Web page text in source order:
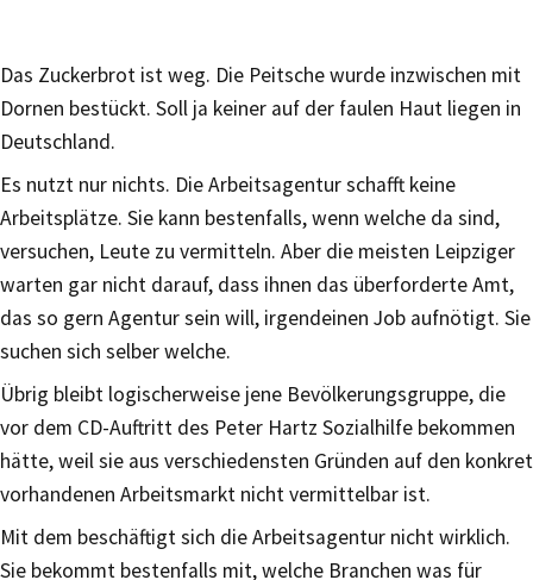
Das Zuckerbrot ist weg. Die Peitsche wurde inzwischen mit
Dornen bestückt. Soll ja keiner auf der faulen Haut liegen in
Deutschland.
Es nutzt nur nichts. Die Arbeitsagentur schafft keine
Arbeitsplätze. Sie kann bestenfalls, wenn welche da sind,
versuchen, Leute zu vermitteln. Aber die meisten Leipziger
warten gar nicht darauf, dass ihnen das überforderte Amt,
das so gern Agentur sein will, irgendeinen Job aufnötigt. Sie
suchen sich selber welche.
Übrig bleibt logischerweise jene Bevölkerungsgruppe, die
vor dem CD-Auftritt des Peter Hartz Sozialhilfe bekommen
hätte, weil sie aus verschiedensten Gründen auf den konkret
vorhandenen Arbeitsmarkt nicht vermittelbar ist.
Mit dem beschäftigt sich die Arbeitsagentur nicht wirklich.
Sie bekommt bestenfalls mit, welche Branchen was für